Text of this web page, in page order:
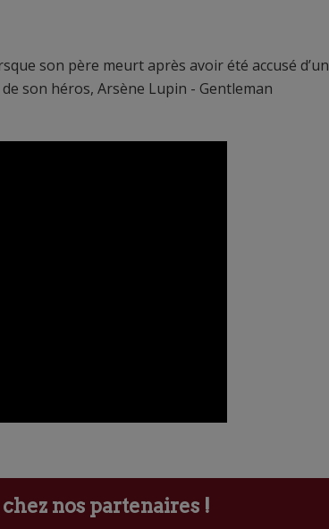
son père meurt après avoir été accusé d’un
de son héros, Arsène Lupin - Gentleman
nos partenaires !